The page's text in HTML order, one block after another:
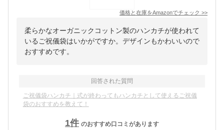
価格と在庫をAmazonでチェック >>
柔らかなオーガニックコットン製のハンカチが使われて
いるご祝儀袋はいかがですか。デザインもかわいいので
おすすめです。
回答された質問
ご祝儀袋ハンカチ｜式が終わってもハンカチとして使えるご祝儀
袋のおすすめを教えて！
1件 のおすすめ口コミがあります